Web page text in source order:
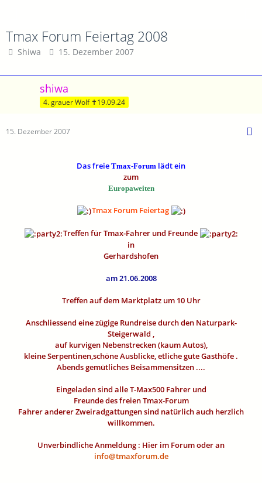
Tmax Forum Feiertag 2008
Shiwa 15. Dezember 2007
shiwa
4. grauer Wolf ✝19.09.24
15. Dezember 2007
Das freie Tmax-Forum lädt ein
zum
Europaweiten
Tmax Forum Feiertag
Treffen für Tmax-Fahrer und Freunde
in
Gerhardshofen
am 21.06.2008
Treffen auf dem Marktplatz um 10 Uhr
Anschliessend eine zügige Rundreise durch den Naturpark-
Steigerwald ,
auf kurvigen Nebenstrecken (kaum Autos),
kleine Serpentinen,schöne Ausblicke, etliche gute Gasthöfe .
Abends gemütliches Beisammensitzen ....
Eingeladen sind alle T-Max500 Fahrer und
Freunde des freien Tmax-Forum
Fahrer anderer Zweiradgattungen sind natürlich auch herzlich
willkommen.
Unverbindliche Anmeldung : Hier im Forum oder an
info@tmaxforum.de